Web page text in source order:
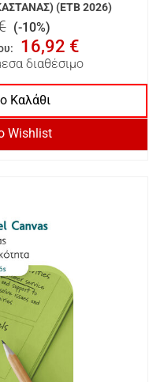
(ΕΤΒ 2026)
(-10%)
: 16,92 €
διαθέσιμο
Καλάθι
Wishlist